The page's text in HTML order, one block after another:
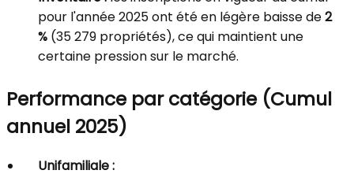
pour l'année 2025 ont été en légère baisse de2
% (35 279 propriétés), ce qui maintient une
certaine pression sur le marché.
Performance par catégorie (Cumul
annuel 2025)
Unifamiliale :